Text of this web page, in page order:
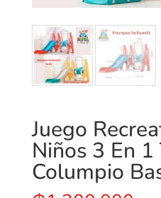
Juego
Niños 3 En
Columpio